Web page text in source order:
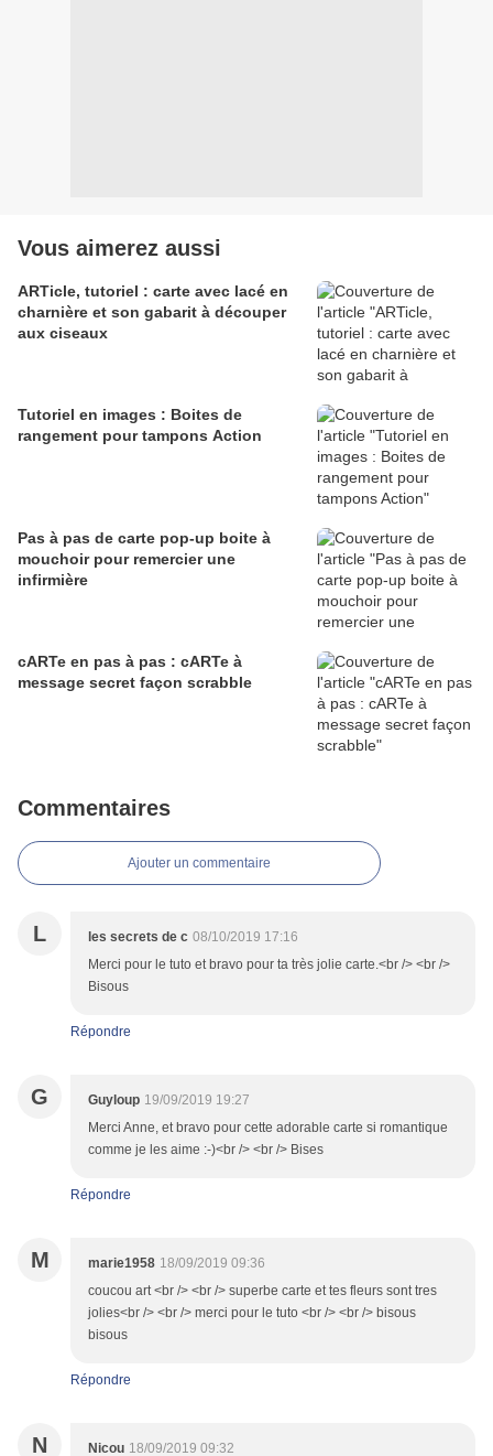
Vous aimerez aussi
ARTicle, tutoriel : carte avec lacé en
charnière et son gabarit à découper
aux ciseaux
Tutoriel en images : Boites de
rangement pour tampons Action
Pas à pas de carte pop-up boite à
mouchoir pour remercier une
infirmière
cARTe en pas à pas : cARTe à
message secret façon scrabble
Commentaires
Ajouter un commentaire
L les secrets de c 08/10/2019 17:16
Merci pour le tuto et bravo pour ta très jolie carte.<br /> <br />
Bisous
Répondre
G Guyloup 19/09/2019 19:27
Merci Anne, et bravo pour cette adorable carte si romantique
comme je les aime :-)<br /> <br /> Bises
Répondre
M marie1958 18/09/2019 09:36
coucou art <br /> <br /> superbe carte et tes fleurs sont tres
jolies<br /> <br /> merci pour le tuto <br /> <br /> bisous
bisous
Répondre
N Nicou 18/09/2019 09:32